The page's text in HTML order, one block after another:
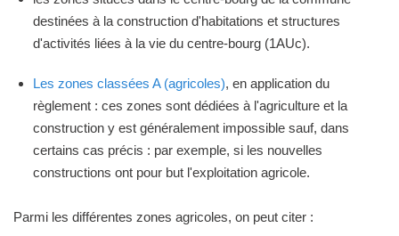
destinées à la construction d'habitations et structures
d'activités liées à la vie du centre-bourg (1AUc).
Les zones classées A (agricoles), en application du
règlement : ces zones sont dédiées à l'agriculture et la
construction y est généralement impossible sauf, dans
certains cas précis : par exemple, si les nouvelles
constructions ont pour but l'exploitation agricole.
Parmi les différentes zones agricoles, on peut citer :